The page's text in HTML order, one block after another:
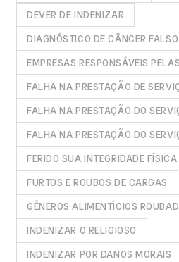
DEVER DE INDENIZAR
DIAGNÓSTICO DE CÂNCER
EMPRESAS RESPONSÁVEIS
FALHA NA PRESTAÇÃO DE
FALHA NA PRESTAÇÃO DO
FALHA NA PRESTAÇÃO DO
FERIDO SUA INTEGRIDADE FÍSICA
FURTOS E ROUBOS DE CARGAS
GÊNEROS ALIMENTÍCIOS
INDENIZAR O RELIGIOSO
INDENIZAR POR DANOS MORAIS